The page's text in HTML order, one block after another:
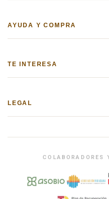
AYUDA Y COMPRA
TE INTERESA
LEGAL
COLABORADORES